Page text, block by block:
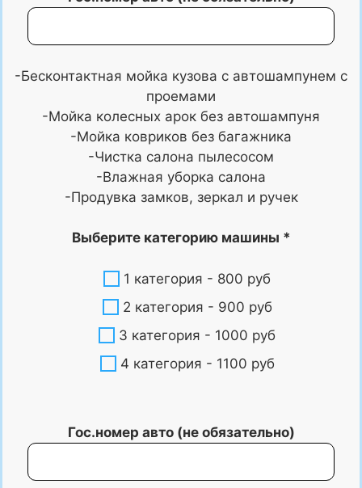
-Бесконтактная мойка кузова с автошампунем с
проемами
-Мойка колесных арок без автошампуня
-Мойка ковриков без багажника
-Чистка салона пылесосом
-Влажная уборка салона
-Продувка замков, зеркал и ручек
Выберите категорию машины *
1 категория - 800 руб
2 категория - 900 руб
3 категория - 1000 руб
4 категория - 1100 руб
Гос.номер авто (не обязательно)